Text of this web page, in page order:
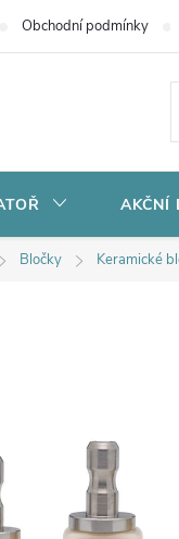
Obchodní podmínky
AKČNÍ
Bločky Keramické